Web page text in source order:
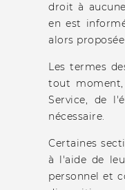
droit à
en est
alors
Les termes
tout moment,
Service, de
nécessaire.
Certaines
à l'aide de
personnel et